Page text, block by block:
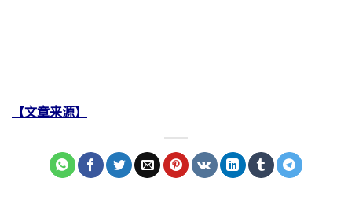
【文章来源】